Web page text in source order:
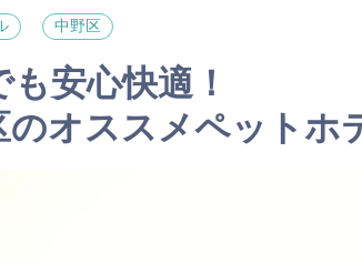
中野区
安心快適！
のオススメペットホ